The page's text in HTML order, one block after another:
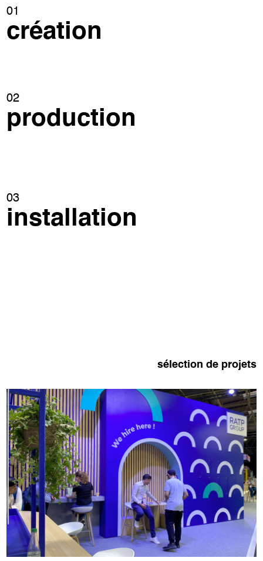
01
création
02
production
03
installation
sélection de projets